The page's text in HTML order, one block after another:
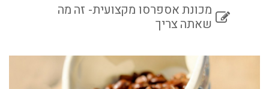
מכונת אספרסו מקצועית- זה מה
שאתה צריך